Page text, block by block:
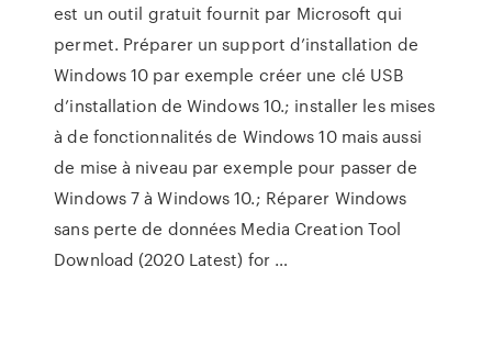
est un outil gratuit fournit par Microsoft qui
permet. Préparer un support d’installation de
Windows 10 par exemple créer une clé USB
d’installation de Windows 10.; installer les mises
à de fonctionnalités de Windows 10 mais aussi
de mise à niveau par exemple pour passer de
Windows 7 à Windows 10.; Réparer Windows
sans perte de données Media Creation Tool
Download (2020 Latest) for …